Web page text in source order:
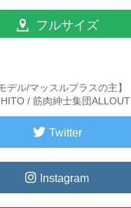
フルサイズ
モデル/マッスルプラスの主】
/ 筋肉紳士集団ALLOUT
Twitter
Instagram